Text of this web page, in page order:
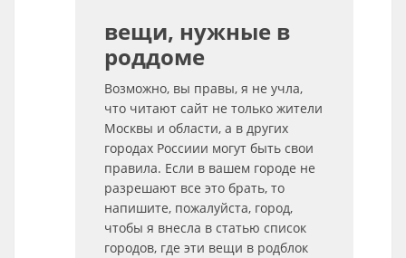
вещи, нужные в
роддоме
Возможно, вы правы, я не учла,
что читают сайт не только жители
Москвы и области, а в других
городах Россиии могут быть свои
правила. Если в вашем городе не
разрешают все это брать, то
напишите, пожалуйста, город,
чтобы я внесла в статью список
городов, где эти вещи в родблок